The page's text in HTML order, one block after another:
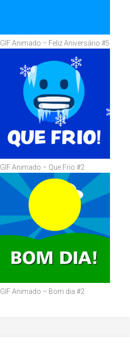
GIF Animado – Feliz Aniversário #5
GIF Animado – Que Frio #2
GIF Animado – Bom dia #2